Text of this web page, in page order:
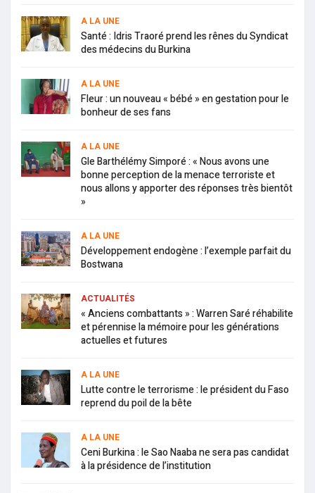
A LA UNE
Santé : Idris Traoré prend les rênes du Syndicat
des médecins du Burkina
A LA UNE
Fleur : un nouveau « bébé » en gestation pour le
bonheur de ses fans
A LA UNE
Gle Barthélémy Simporé : « Nous avons une
bonne perception de la menace terroriste et
nous allons y apporter des réponses très bientôt
»
A LA UNE
Développement endogène : l’exemple parfait du
Bostwana
ACTUALITÉS
« Anciens combattants » : Warren Saré réhabilite
et pérennise la mémoire pour les générations
actuelles et futures
A LA UNE
Lutte contre le terrorisme : le président du Faso
reprend du poil de la bête
A LA UNE
Ceni Burkina : le Sao Naaba ne sera pas candidat
à la présidence de l’institution